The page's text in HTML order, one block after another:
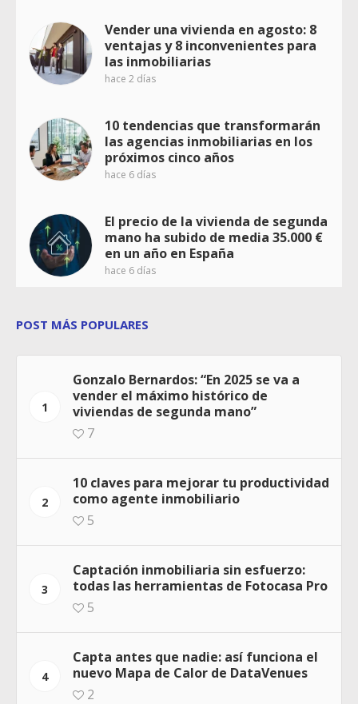
Vender una vivienda en agosto: 8
ventajas y 8 inconvenientes para
las inmobiliarias
hace 2 días
10 tendencias que transformarán
las agencias inmobiliarias en los
próximos cinco años
hace 6 días
El precio de la vivienda de segunda
mano ha subido de media 35.000 €
en un año en España
hace 6 días
POST MÁS POPULARES
1
Gonzalo Bernardos: “En 2025 se va a
vender el máximo histórico de
viviendas de segunda mano”
7
2
10 claves para mejorar tu productividad
como agente inmobiliario
5
3
Captación inmobiliaria sin esfuerzo:
todas las herramientas de Fotocasa Pro
5
4
Capta antes que nadie: así funciona el
nuevo Mapa de Calor de DataVenues
2